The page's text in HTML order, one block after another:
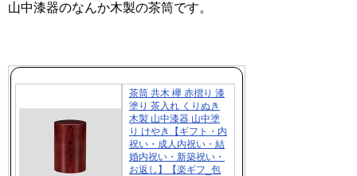
山中漆器のなんか木製の茶筒です。
茶筒 共木 欅 赤摺り 漆
塗り 茶入れ くりぬき
木製 山中漆器 山中塗
り けやき【ギフト・内
祝い・成人内祝い・結
婚内祝い・新築祝い・
お返し】【楽ギフ_包